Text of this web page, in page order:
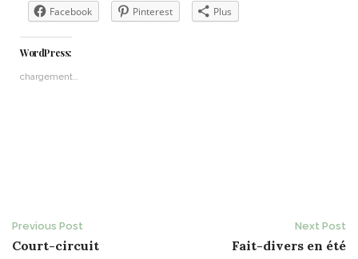
Facebook Pinterest Plus
WordPress:
chargement…
Post
Previous Post
Court-circuit
Next Post
Fait-divers en été